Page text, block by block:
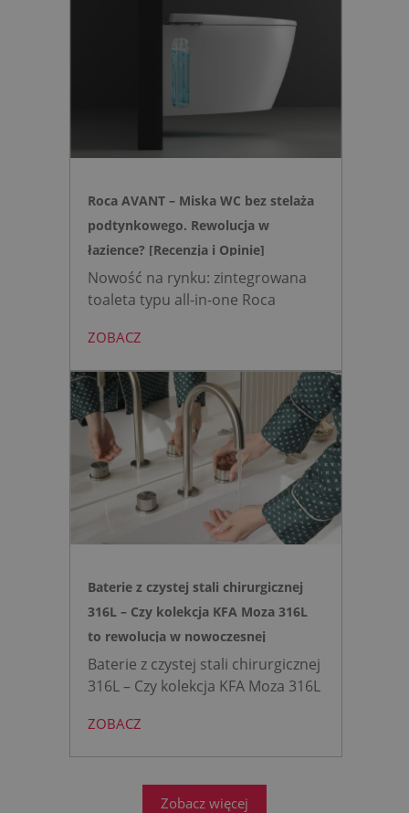
bezpiecznej strefie WC. Zamiast
skomplikowanej i podatnej na
działającą w oparciu o ciśnienie
wody oraz elegancki, szklany
przycisk uruchamiany gestem.
Roca AVANT – Miska WC bez stelaża
podtynkowego. Rewolucja w
łazience? [Recenzja i Opinie]
Nowość na rynku: zintegrowana
toaleta typu all-in-one Roca
montażu stelaża podtynkowego.
Zyskujesz do 20 cm przestrzeni w
łazience i o 15% cichsze
spłukiwanie dzięki technologii
opartej na efekcie Venturiego.
Idealne rozwiązanie do szybkich
remontów bez kucia ścian.
ZOBACZ
Baterie z czystej stali chirurgicznej
316L – Czy kolekcja KFA Moza 316L
to rewolucja w nowoczesnej
łazience?
Baterie z czystej stali chirurgicznej
316L – Czy kolekcja KFA Moza 316L
łazience?
projektowanie łazienek stanęło
ZOBACZ
Zobacz więcej